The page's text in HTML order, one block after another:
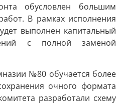
обусловлен большим
В рамках исполнения
выполнен капитальный
с полной заменой
№80 обучается более
очного формата
разработали схему